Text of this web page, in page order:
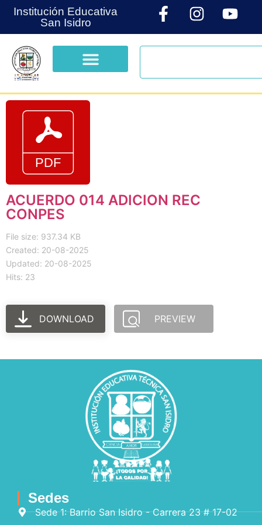
Institución Educativa
San Isidro
ACUERDO 014 ADICION REC
CONPES
File size: 937.34 KB
Created: 20-08-2025
Updated: 20-08-2025
Hits: 23
DOWNLOAD PREVIEW
Sedes
Sede 1: Barrio San Isidro - Carrera 23 # 17-02